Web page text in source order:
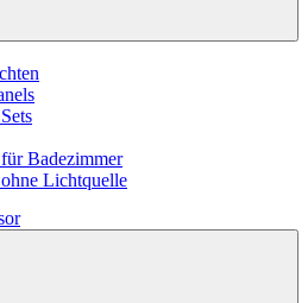
Badezimmer
Lichtquelle